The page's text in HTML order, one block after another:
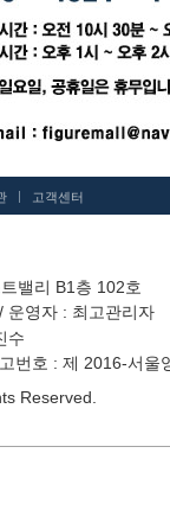
| 고객센터
밸리 B1층 102호
운영자 : 최고관리자
수
번호 : 제 2016-서울
Reserved.